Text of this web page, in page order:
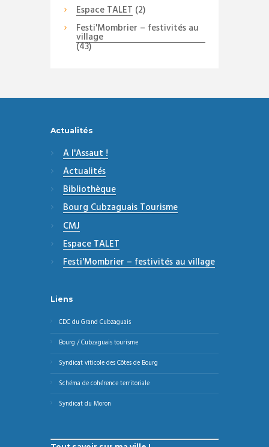
Espace TALET (2)
Festi'Mombrier – festivités au
village
(43)
Actualités
A l'Assaut !
Actualités
Bibliothèque
Bourg Cubzaguais Tourisme
CMJ
Espace TALET
Festi'Mombrier – festivités au village
Liens
CDC du Grand Cubzaguais
Bourg / Cubzaguais tourisme
Syndicat viticole des Côtes de Bourg
Schéma de cohérence territoriale
Syndicat du Moron